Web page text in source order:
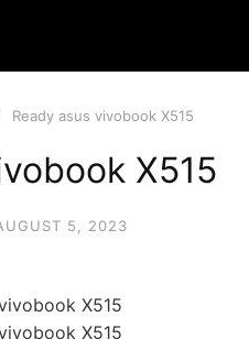
Ready asus vivobook X515
X515
5, 2023